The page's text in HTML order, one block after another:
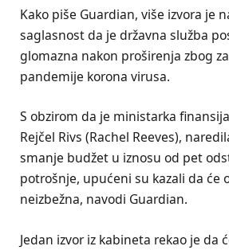
Kako piše Guardian, više izvora je
saglasnost da je državna služba
glomazna nakon proširenja zbog
pandemije korona virusa.
S obzirom da je ministarka
Rejčel Rivs (Rachel Reeves),
smanje budžet u iznosu od pet
potrošnje, upućeni su kazali da će
neizbežna, navodi Guardian.
Jedan izvor iz kabineta rekao je da